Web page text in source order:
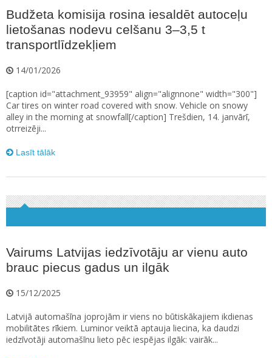
Budžeta komisija rosina iesaldēt autoceļu
lietošanas nodevu celšanu 3–3,5 t
transportlīdzekļiem
14/01/2026
[caption id="attachment_93959" align="alignnone" width="300"]
Car tires on winter road covered with snow. Vehicle on snowy
alley in the morning at snowfall[/caption] Trešdien, 14. janvārī,
otrreizēji...
Lasīt tālāk
Vairums Latvijas iedzīvotāju ar vienu auto
brauc piecus gadus un ilgāk
15/12/2025
Latvijā automašīna joprojām ir viens no būtiskākajiem ikdienas
mobilitātes rīkiem. Luminor veiktā aptauja liecina, ka daudzi
iedzīvotāji automašīnu lieto pēc iespējas ilgāk: vairāk...